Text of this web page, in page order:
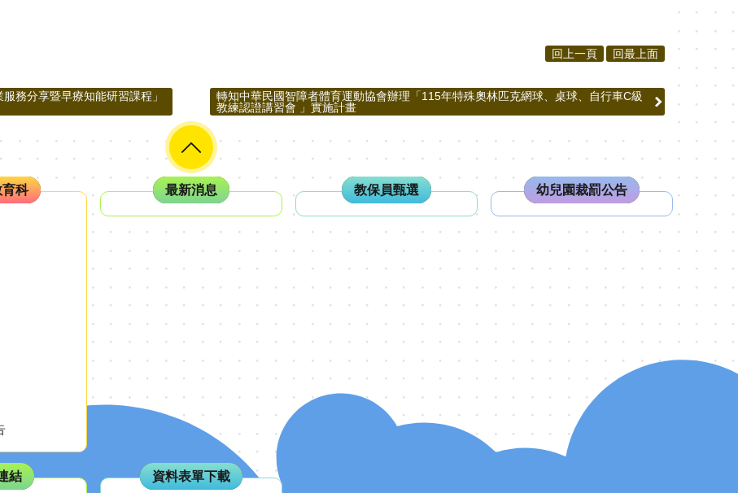
回上一頁 回最上面
務分享暨早療知能研習課程」
轉知中華民國智障者體育運動協會辦理「115年特殊奧林匹克網球、桌球、自行車C級
教練認證講習會 」實施計畫
科 最新消息 教保員甄選 幼兒園裁罰公告
結 資料表單下載